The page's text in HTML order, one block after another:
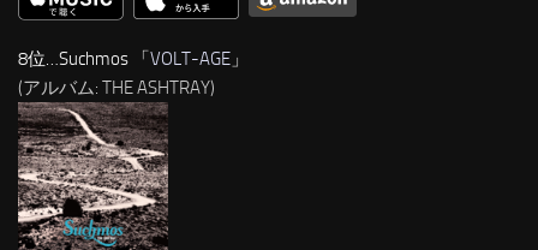
8位…Suchmos 「VOLT-AGE 」
(アルバム: THE ASHTRAY)